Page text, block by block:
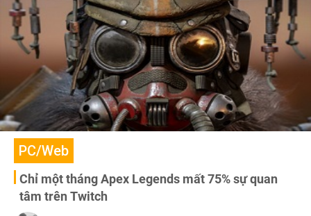
PC/Web
Chỉ một tháng Apex Legends mất 75% sự quan
tâm trên Twitch